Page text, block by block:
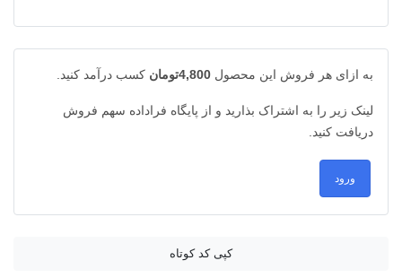
به ازای هر فروش این محصول 4,800تومان کسب درآمد کنید.
لینک زیر را به اشتراک بذارید و از پایگاه فراداده سهم فروش
دریافت کنید.
ورود
کپی کد کوتاه